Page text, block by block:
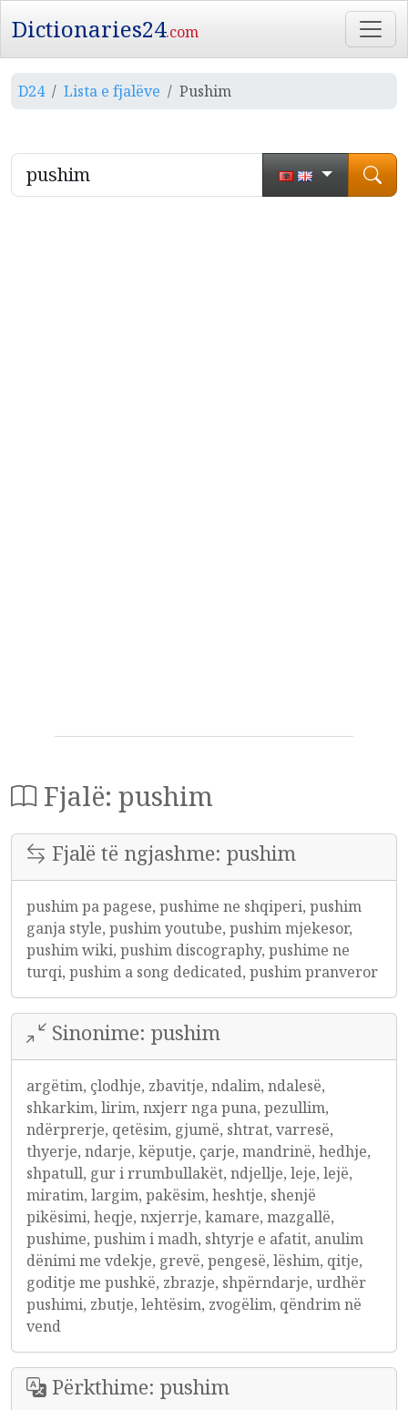
Dictionaries24.com
D24 Lista e fjalëve Pushim
Fjalë: pushim
Fjalë të ngjashme: pushim
pushim pa pagese, pushime ne shqiperi, pushim
ganja style, pushim youtube, pushim mjekesor,
pushim wiki, pushim discography, pushime ne
turqi, pushim a song dedicated, pushim pranveror
Sinonime: pushim
argëtim, çlodhje, zbavitje, ndalim, ndalesë,
shkarkim, lirim, nxjerr nga puna, pezullim,
ndërprerje, qetësim, gjumë, shtrat, varresë,
thyerje, ndarje, këputje, çarje, mandrinë, hedhje,
shpatull, gur i rrumbullakët, ndjellje, leje, lejë,
miratim, largim, pakësim, heshtje, shenjë
pikësimi, heqje, nxjerrje, kamare, mazgallë,
pushime, pushim i madh, shtyrje e afatit, anulim
dënimi me vdekje, grevë, pengesë, lëshim, qitje,
goditje me pushkë, zbrazje, shpërndarje, urdhër
pushimi, zbutje, lehtësim, zvogëlim, qëndrim në
vend
Përkthime: pushim